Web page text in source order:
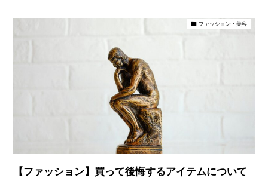
ファッション・美容
【ファッション】買って後悔するアイテムについて